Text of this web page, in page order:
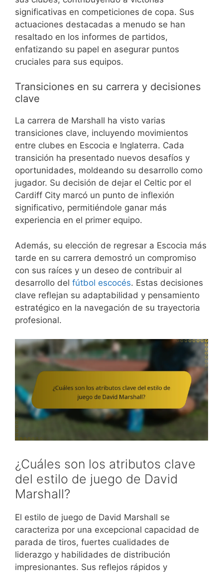
significativas en competiciones de copa. Sus
actuaciones destacadas a menudo se han
resaltado en los informes de partidos,
enfatizando su papel en asegurar puntos
cruciales para sus equipos.
Transiciones en su carrera y decisiones
clave
La carrera de Marshall ha visto varias
transiciones clave, incluyendo movimientos
entre clubes en Escocia e Inglaterra. Cada
transición ha presentado nuevos desafíos y
oportunidades, moldeando su desarrollo como
jugador. Su decisión de dejar el Celtic por el
Cardiff City marcó un punto de inflexión
significativo, permitiéndole ganar más
experiencia en el primer equipo.
Además, su elección de regresar a Escocia más
tarde en su carrera demostró un compromiso
con sus raíces y un deseo de contribuir al
desarrollo del fútbol escocés. Estas decisiones
clave reflejan su adaptabilidad y pensamiento
estratégico en la navegación de su trayectoria
profesional.
¿Cuáles son los atributos clave
del estilo de juego de David
Marshall?
El estilo de juego de David Marshall se
caracteriza por una excepcional capacidad de
parada de tiros, fuertes cualidades de
liderazgo y habilidades de distribución
impresionantes. Sus reflejos rápidos y